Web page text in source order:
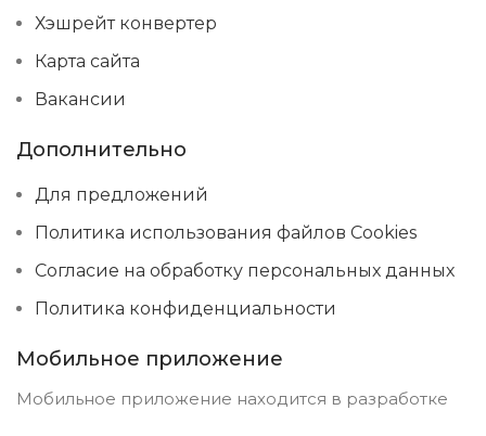
Хэшрейт конвертер
Карта сайта
Вакансии
Дополнительно
Для предложений
Политика использования файлов Cookies
Согласие на обработку персональных данных
Политика конфиденциальности
Мобильное приложение
Мобильное приложение находится в разработке